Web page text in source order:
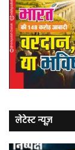
लेटेस्ट न्यूज़